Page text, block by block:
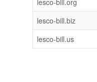
lesco-bill.biz
lesco-bill.us